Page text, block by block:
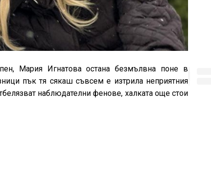
Мария Игнатова остана безмълвна поне в
пък тя сякаш съвсем е изтрила неприятния
наблюдателни фенове, халката още стои